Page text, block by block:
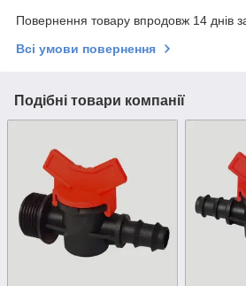
Повернення товару впродовж 14 днів
Всі умови повернення
Подібні товари компанії